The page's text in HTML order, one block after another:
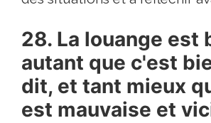
28. La louange est
autant que c'est
dit, et tant mieux
est mauvaise et